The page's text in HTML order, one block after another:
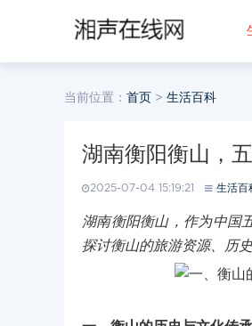
当前位置： 首页 > 生活百科
湖南衡阳衡山，
2025-07-04 15:19:21 生活百
湖南衡阳衡山，作为中国
探讨衡山的旅游资源、历